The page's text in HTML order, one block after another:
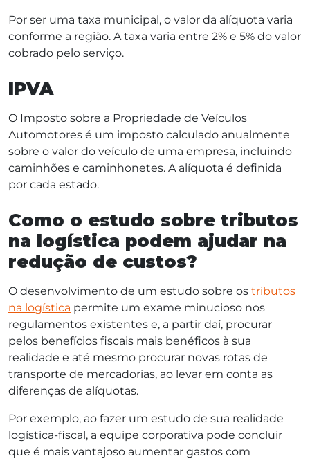
Por ser uma taxa municipal, o valor da alíquota varia
conforme a região. A taxa varia entre 2% e 5% do valor
cobrado pelo serviço.
IPVA
O Imposto sobre a Propriedade de Veículos
Automotores é um imposto calculado anualmente
sobre o valor do veículo de uma empresa, incluindo
caminhões e caminhonetes. A alíquota é definida
por cada estado.
Como o estudo sobre tributos
na logística podem ajudar na
redução de custos?
O desenvolvimento de um estudo sobre os tributos
na logística permite um exame minucioso nos
regulamentos existentes e, a partir daí, procurar
pelos benefícios fiscais mais benéficos à sua
realidade e até mesmo procurar novas rotas de
transporte de mercadorias, ao levar em conta as
diferenças de alíquotas.
Por exemplo, ao fazer um estudo de sua realidade
logística-fiscal, a equipe corporativa pode concluir
que é mais vantajoso aumentar gastos com